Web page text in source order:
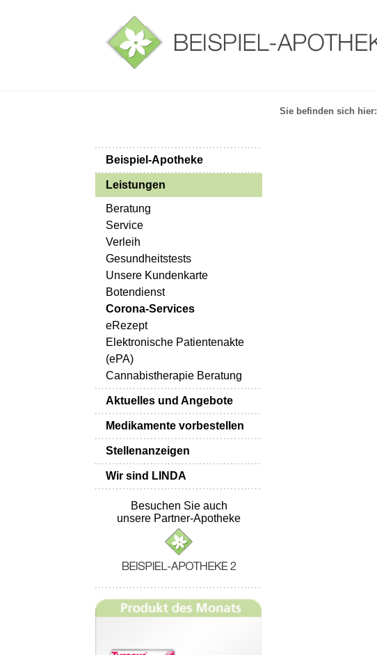
Beispiel-Apotheke
Leistungen
Beratung
Service
Verleih
Gesundheitstests
Unsere Kundenkarte
Botendienst
Corona-Services
eRezept
Elektronische Patientenakte
(ePA)
Cannabistherapie Beratung
Aktuelles und Angebote
Medikamente vorbestellen
Stellenanzeigen
Wir sind LINDA
Besuchen Sie auch
unsere Partner-Apotheke
Sie befinden sich hier: